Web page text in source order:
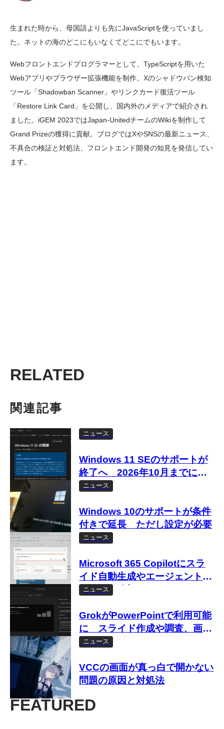
生まれた時から、母国語よりも先にJavaScriptを使っていまし
た。ネットの海のどこにもいなくてどこにでもいます。
Webフロントエンドプログラマーとして、TypeScriptを用いた
Webアプリやブラウザー拡張機能を制作。Xのシャドウバン検知
ツール「Shadowban Scanner」やリンクカード復活ツール
「Restore Link Card」を公開し、国内外のメディアで紹介され
ました。iGEM 2023ではJapan-UnitedチームのWikiを制作して
Grand Prizeの獲得に貢献。ブログではXやSNSの最新ニュース、
不具合の検証と対処法、フロントエンド開発の知見を発信してい
ます。
RELATED
関連記事
ニュース
Windows 11 SEのサポートが
終了へ 2026年10月までに移
行を
ニュース
Windows 10のサポートが条件
付きで延長 ただし設定が必要
ニュース
Microsoft 365 Copilotにスラ
イド自動生成やエージェント機
能などが追加 Copilot Wave
ニュース
GrokがPowerPointで利用可能
に スライド作成や調査、画像
生成をサポート
ニュース
VCCの画面が真っ白で開かない
問題の原因と対処法
FEATURED